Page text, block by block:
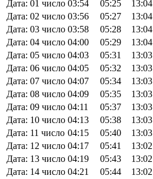
Дата: 01 число 03:54 05:25 13:04
Дата: 02 число 03:56 05:27 13:04
Дата: 03 число 03:58 05:28 13:04
Дата: 04 число 04:00 05:29 13:04
Дата: 05 число 04:03 05:31 13:03
Дата: 06 число 04:05 05:32 13:03
Дата: 07 число 04:07 05:34 13:03
Дата: 08 число 04:09 05:35 13:03
Дата: 09 число 04:11 05:37 13:03
Дата: 10 число 04:13 05:38 13:03
Дата: 11 число 04:15 05:40 13:03
Дата: 12 число 04:17 05:41 13:02
Дата: 13 число 04:19 05:43 13:02
Дата: 14 число 04:21 05:44 13:02